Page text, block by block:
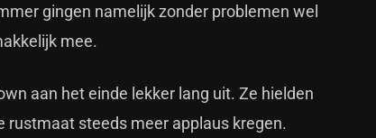
gingen namelijk zonder problemen wel
mee.
aan het einde lekker lang uit. Ze hielden
rustmaat steeds meer applaus kregen.